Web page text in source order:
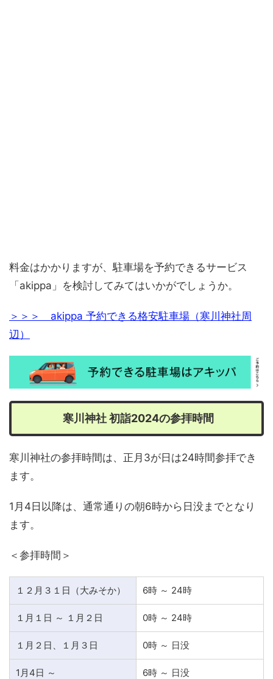
料金はかかりますが、駐車場を予約できるサービス
「akippa」を検討してみてはいかがでしょうか。
＞＞＞ akippa 予約できる格安駐車場（寒川神社周
辺）
寒川神社 初詣2024の参拝時間
寒川神社の参拝時間は、正月3が日は24時間参拝でき
ます。
1月4日以降は、通常通りの朝6時から日没までとなり
ます。
＜参拝時間＞
１２月３１日（大みそか） 6時 ～ 24時
１月１日 ～ １月２日 0時 ～ 24時
１月２日、１月３日 0時 ～ 日没
1月4日 ～ 6時 ～ 日没